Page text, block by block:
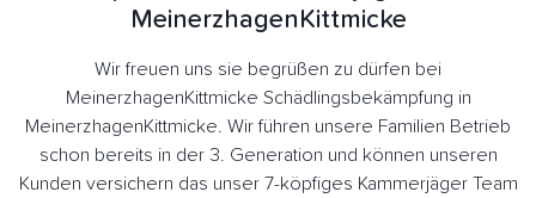
MeinerzhagenKittmicke
Wir freuen uns sie begrüßen zu dürfen bei
MeinerzhagenKittmicke Schädlingsbekämpfung in
MeinerzhagenKittmicke. Wir führen unsere Familien Betrieb
schon bereits in der 3. Generation und können unseren
Kunden versichern das unser 7-köpfiges Kammerjäger Team